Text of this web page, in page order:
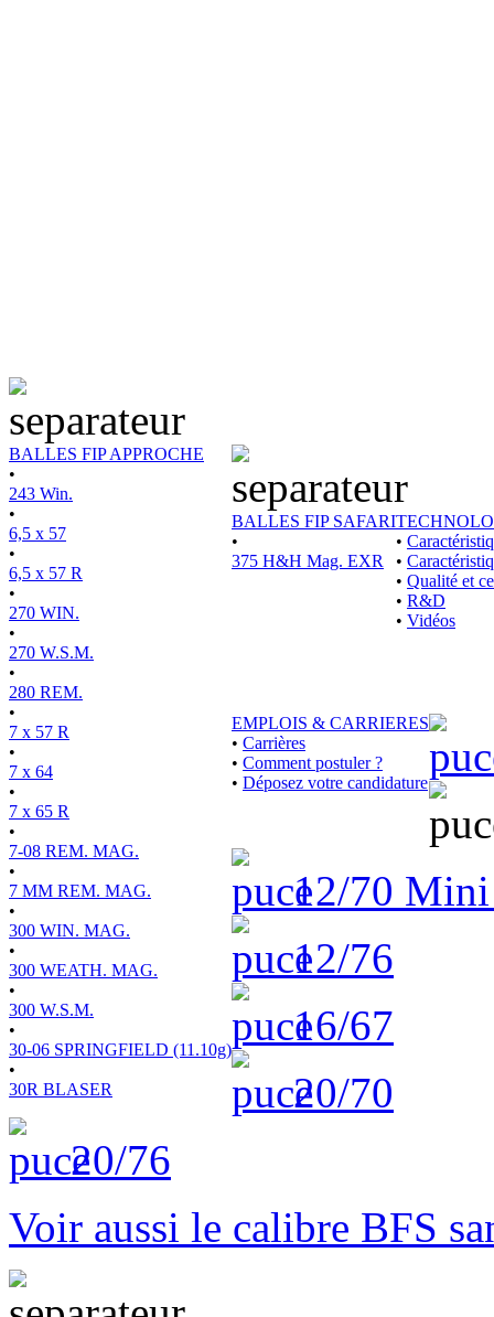
BALLES FIP APPROCHE
•
243 Win.
•
6,5 x 57
•
6,5 x 57 R
•
270 WIN.
•
270 W.S.M.
•
280 REM.
•
7 x 57 R
•
7 x 64
•
7 x 65 R
•
7-08 REM. MAG.
•
7 MM REM. MAG.
•
300 WIN. MAG.
•
300 WEATH. MAG.
•
300 W.S.M.
•
30-06 SPRINGFIELD (11.10g)
•
30R BLASER
BALLES FIP SAFARI
•
375 H&H Mag. EXR
•
•
• Qualité et
• R&D
• Vidéos
EMPLOIS & CARRIERES
• Carrières
• Comment postuler ?
• Déposez votre candidature
12/70 Mini
12/76
16/67
20/70
20/76
Voir aussi le calibre BFS